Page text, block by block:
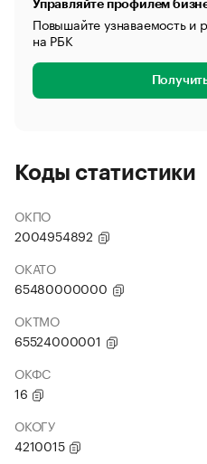
Управляйте профилем
Повышайте узнаваемость и
на РБК
Коды статистики
ОКПО
2004954892
ОКАТО
65480000000
ОКТМО
65524000001
ОКФС
16
ОКОГУ
4210015